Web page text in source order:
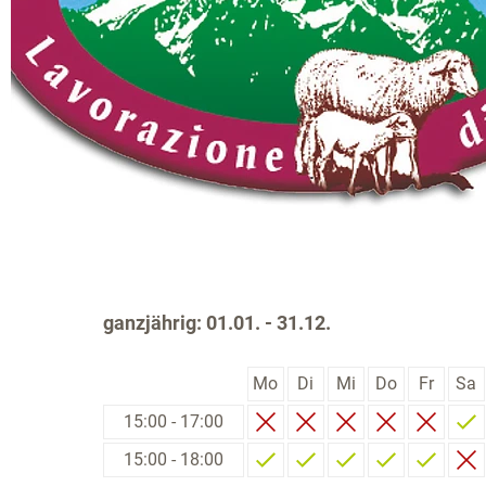
ganzjährig: 01.01. - 31.12.
Mo Di Mi Do Fr
Sa
15:00 - 17:00
15:00 - 18:00